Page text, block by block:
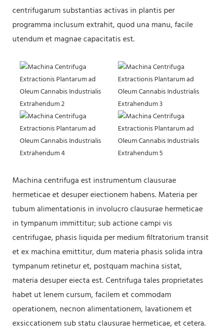
centrifugarum substantias activas in plantis per
programma inclusum extrahit, quod una manu, facile
utendum et magnae capacitatis est.
Machina centrifuga est instrumentum clausurae
hermeticae et desuper eiectionem habens. Materia per
tubum alimentationis in involucro clausurae hermeticae
in tympanum immittitur; sub actione campi vis
centrifugae, phasis liquida per medium filtratorium transit
et ex machina emittitur, dum materia phasis solida intra
tympanum retinetur et, postquam machina sistat,
materia desuper eiecta est. Centrifuga tales proprietates
habet ut lenem cursum, facilem et commodam
operationem, necnon alimentationem, lavationem et
exsiccationem sub statu clausurae hermeticae, et cetera.